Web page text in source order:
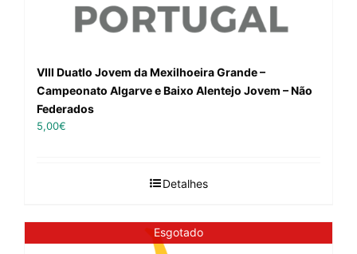
VIII Duatlo Jovem da Mexilhoeira Grande –
Campeonato Algarve e Baixo Alentejo Jovem – Não
Federados
5,00€
Detalhes
Esgotado